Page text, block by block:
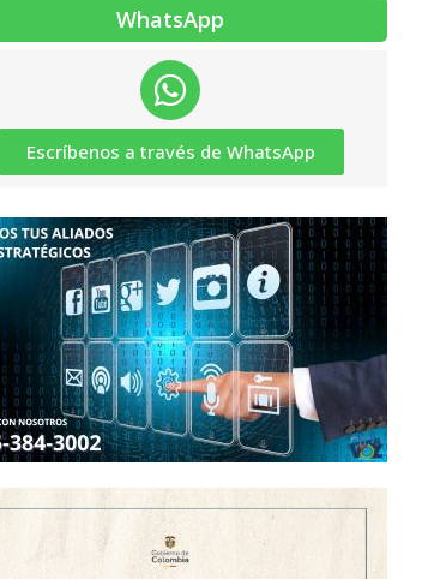
WhatsApp
Escríbenos a través de WhatsApp